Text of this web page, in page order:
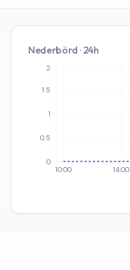
Nederbörd · 24h
10:00 14:00
0
0.5
1
1.5
2